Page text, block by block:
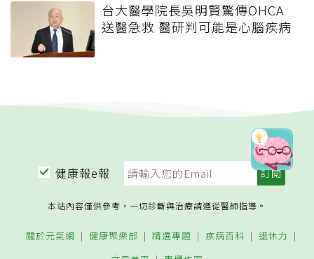
台大醫學院長吳明賢驚傳OHCA
送醫急救 醫研判可能是心腦疾病
健康報e報
本站內容僅供參考，一切診斷與治療請遵從醫師指導。
關於元氣網 健康聚樂部 精選專題 疾病百科
退休力